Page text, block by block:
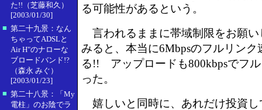
た!!（芝藤和久）
[2003/01/30]
■ 第二十九景：なん
ちゃってADSLと
Air H"のナローな
ブロードバンド!?
（森永 みぐ）
[2003/01/23]
■ 第二十八景：「My
電柱」のお陰でラ
る可能性があるという。
言われるままに帯域制限をお願い
みると、本当に6Mbpsのフルリンク
る!! アップロードも800kbpsでフ
った。
嬉しいと同時に、あれだけ投資し